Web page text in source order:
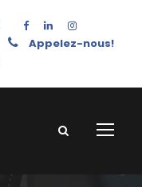
Appelez-nous!